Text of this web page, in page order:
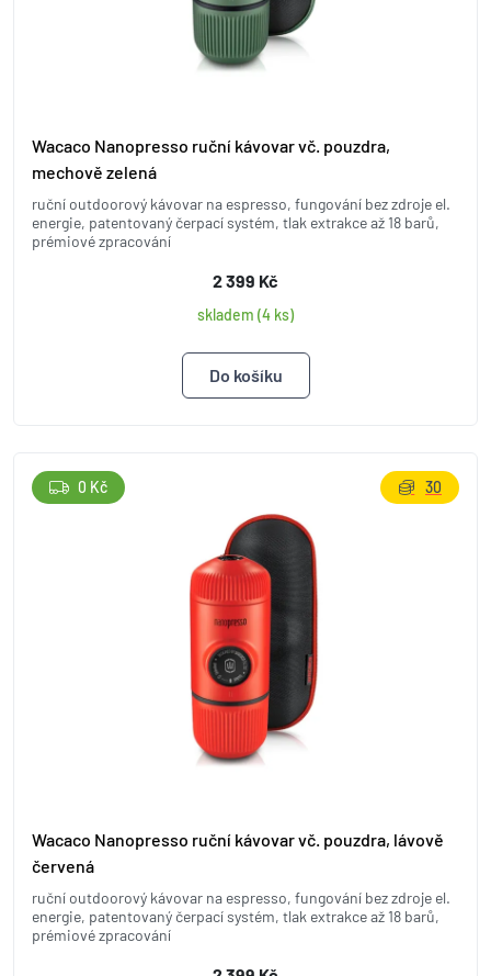
Wacaco Nanopresso ruční kávovar vč. pouzdra,
mechově zelená
ruční outdoorový kávovar na espresso, fungování bez zdroje el.
energie, patentovaný čerpací systém, tlak extrakce až 18 barů,
prémiové zpracování
2 399 Kč
skladem (4 ks)
Wacaco Nanopresso ruční kávovar vč. pouzdra, lávově
červená
ruční outdoorový kávovar na espresso, fungování bez zdroje el.
energie, patentovaný čerpací systém, tlak extrakce až 18 barů,
prémiové zpracování
0 Kč 30